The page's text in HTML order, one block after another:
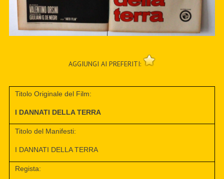
AGGIUNGI AI PREFERITI:
Titolo Originale del Film:
I DANNATI DELLA TERRA
Titolo del Manifesti:
I DANNATI DELLA TERRA
Regista: